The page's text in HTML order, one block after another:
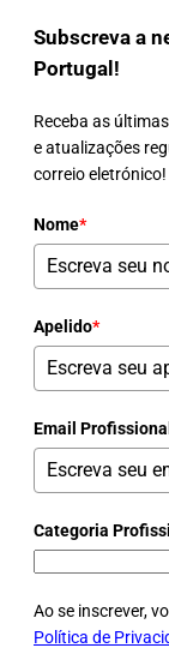
Subscreva a
Portugal!
Receba as
e atualizações
correio eletrónico!
Nome*
Apelido*
Email Profissional
Categoria
Ao se inscrever,
Política de